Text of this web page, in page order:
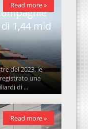
1,44 mld
del 2023, le
una
di ...
Read more »
Read more »